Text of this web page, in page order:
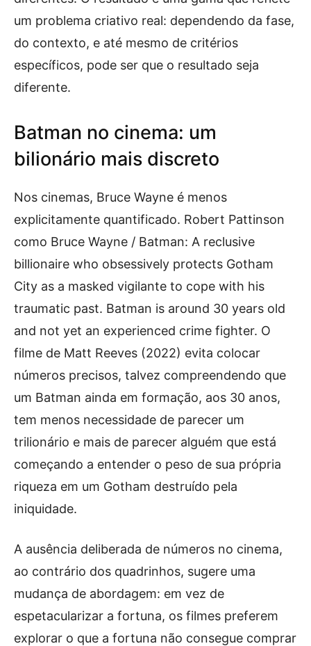
um problema criativo real: dependendo da fase,
do contexto, e até mesmo de critérios
específicos, pode ser que o resultado seja
diferente.
Batman no cinema: um
bilionário mais discreto
Nos cinemas, Bruce Wayne é menos
explicitamente quantificado. Robert Pattinson
como Bruce Wayne / Batman: A reclusive
billionaire who obsessively protects Gotham
City as a masked vigilante to cope with his
traumatic past. Batman is around 30 years old
and not yet an experienced crime fighter. O
filme de Matt Reeves (2022) evita colocar
números precisos, talvez compreendendo que
um Batman ainda em formação, aos 30 anos,
tem menos necessidade de parecer um
trilionário e mais de parecer alguém que está
começando a entender o peso de sua própria
riqueza em um Gotham destruído pela
iniquidade.
A ausência deliberada de números no cinema,
ao contrário dos quadrinhos, sugere uma
mudança de abordagem: em vez de
espetacularizar a fortuna, os filmes preferem
explorar o que a fortuna não consegue comprar